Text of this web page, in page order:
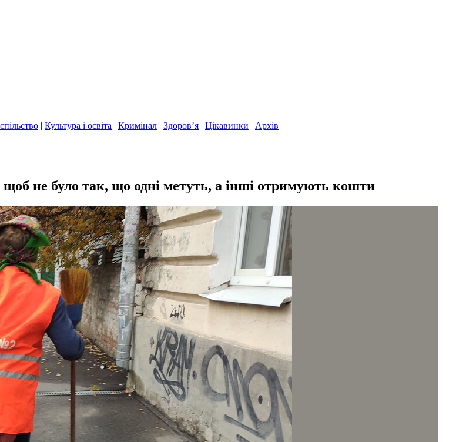
| Культура і освіта | Кримінал | Здоров’я | Цікавинки | Архів
не було так, що одні метуть, а інші отримують кошти